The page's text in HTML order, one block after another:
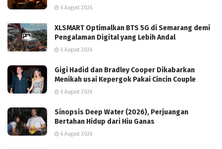
6 August 2026
XLSMART Optimalkan BTS 5G di Semarang demi
Pengalaman Digital yang Lebih Andal
6 August 2026
Gigi Hadid dan Bradley Cooper Dikabarkan
Menikah usai Kepergok Pakai Cincin Couple
6 August 2026
Sinopsis Deep Water (2026), Perjuangan
Bertahan Hidup dari Hiu Ganas
6 August 2026